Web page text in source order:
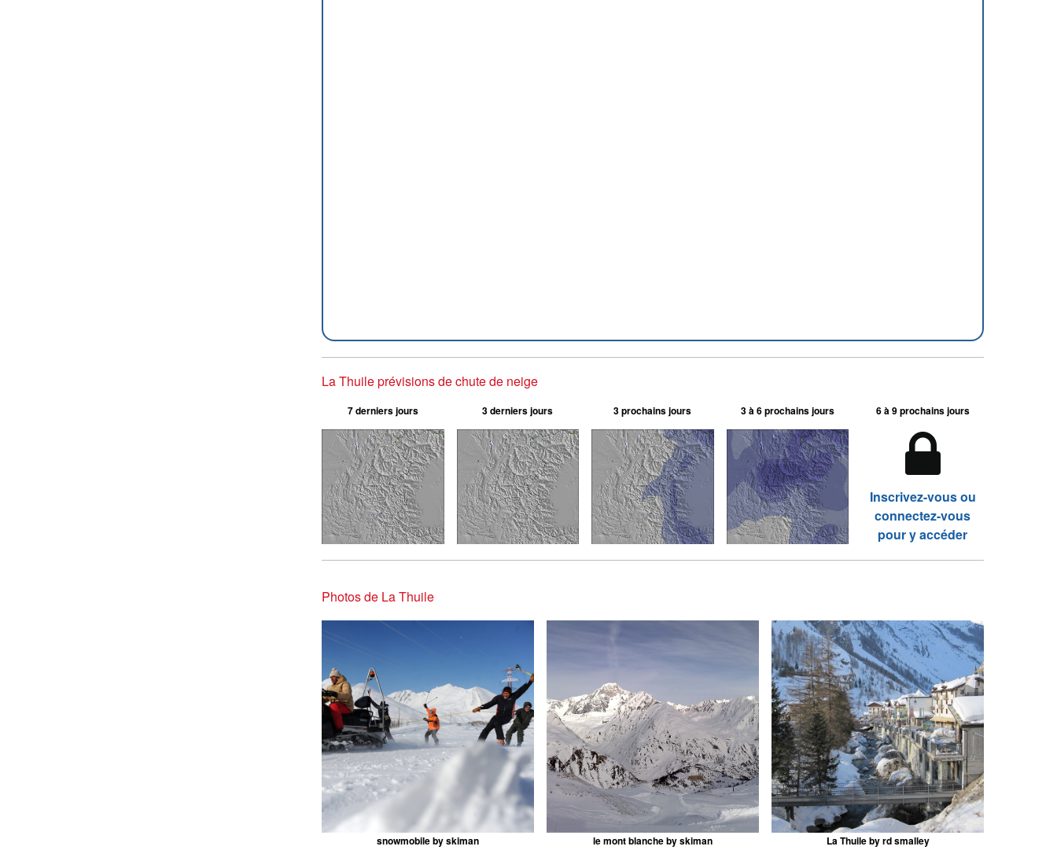
La Thuile prévisions de chute de neige
7 derniers jours 3 derniers jours 3 prochains jours 3 à 6 prochains jours 6 à 9 prochains jours
Inscrivez-vous ou
connectez-vous
pour y accéder
Photos de La Thuile
snowmobile by skiman le mont blanche by skiman La Thuile by rd smalley